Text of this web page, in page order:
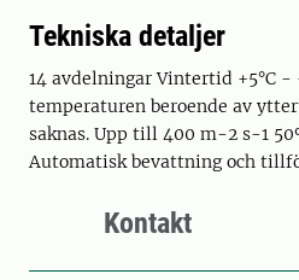
Tekniska detaljer
14 avdelningar Vintertid +5°C -
temperaturen beroende av
saknas. Upp till 400 m-2 s-1
Automatisk bevattning och
Kontakt